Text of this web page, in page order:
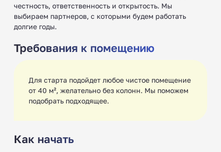
честность, ответственность и открытость. Мы
выбираем партнеров, с которыми будем работать
долгие годы.
Требования к помещению
Для старта подойдет любое чистое помещение
от 40 м², желательно без колонн. Мы поможем
подобрать подходящее.
Как начать